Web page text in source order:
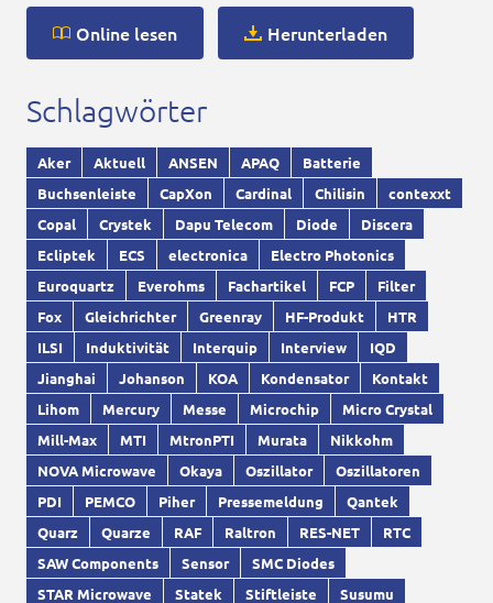
Online lesen Herunterladen
Schlagwörter
Aker Aktuell ANSEN APAQ
Batterie
Buchsenleiste
CapXon Cardinal Chilisin
contexxt
Copal
Crystek Dapu Telecom Diode
Discera
Ecliptek
ECS electronica
Electro Photonics
Euroquartz
Everohms Fachartikel FCP
Filter
Fox
Gleichrichter Greenray HF-Produkt
HTR
ILSI
Induktivität Interquip Interview
IQD
Jianghai
Johanson KOA Kondensator
Kontakt
Lihom
Mercury Messe Microchip
Micro Crystal
Mill-Max
MTI MtronPTI Murata
Nikkohm
NOVA Microwave
Okaya Oszillator
Oszillatoren
PDI
PEMCO Piher Pressemeldung
Qantek
Quarz
Quarze RAF Raltron RES-NET
RTC
SAW Components
Sensor
SMC Diodes
STAR Microwave
Statek Stiftleiste Susumu